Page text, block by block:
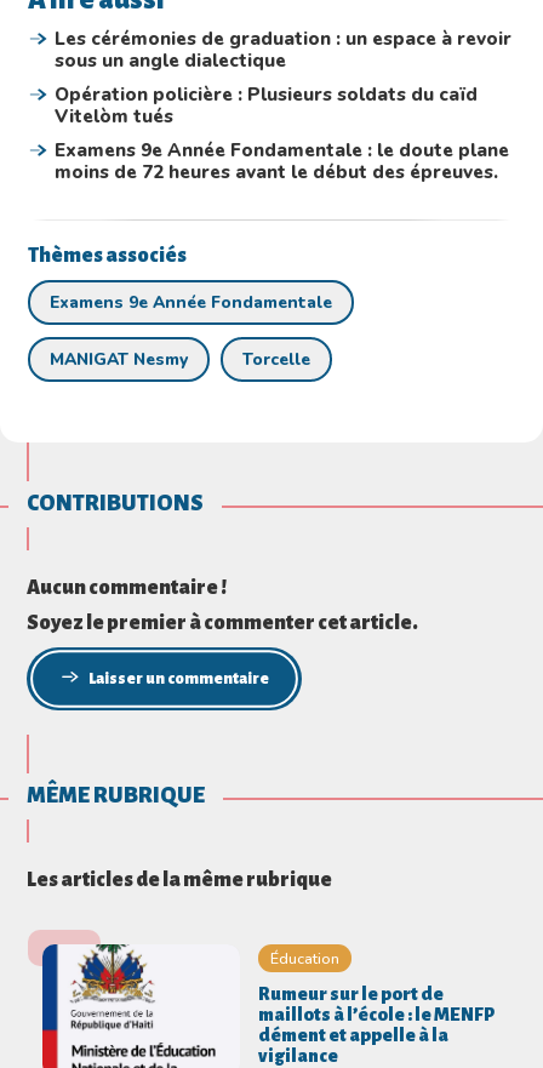
Les cérémonies de graduation : un espace à revoir
sous un angle dialectique
Opération policière : Plusieurs soldats du caïd
Vitelòm tués
Examens 9e Année Fondamentale : le doute plane
moins de 72 heures avant le début des épreuves.
Thèmes associés
Examens 9e Année Fondamentale
MANIGAT Nesmy Torcelle
CONTRIBUTIONS
Aucun commentaire !
Soyez le premier à commenter cet article.
Laisser un commentaire
MÊME RUBRIQUE
Les articles de la même rubrique
Éducation
Rumeur sur le port de
maillots à l’école : le MENFP
dément et appelle à la
vigilance